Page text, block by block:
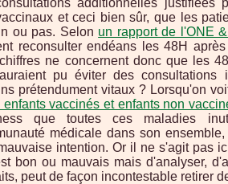
additionnelles justifiées
et ceci bien sûr, que les
ou pas. Selon un rapport de l'ONE
reconsulter endéans les 48H
ne concernent donc que les
pu éviter des
prétendument vitaux ? Lorsqu'on
enfants vaccinés et enfants non
que toutes ces maladies
médicale dans son
intention. Or il ne s'agit pas
bon ou mauvais mais d'analyser,
peut de façon incontestable retirer